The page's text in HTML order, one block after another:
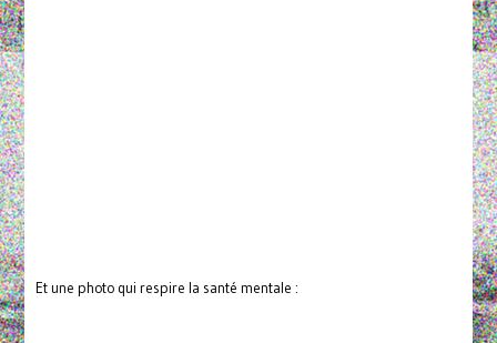
Et une photo qui respire la santé mentale :